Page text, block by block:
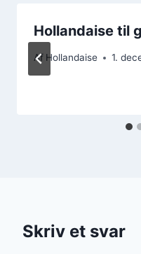
Hollandaise til
Af Hollandaise 1.
Skriv et svar